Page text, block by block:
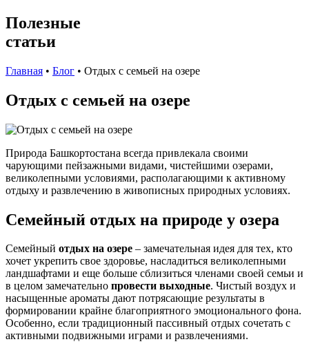
Полезные
статьи
Главная • Блог • Отдых с семьей на озере
Отдых с семьей на озере
Природа Башкортостана всегда привлекала своими
чарующими пейзажными видами, чистейшими озерами,
великолепными условиями, располагающими к активному
отдыху и развлечению в живописных природных условиях.
Семейный отдых на природе у озера
Семейный отдых на озере – замечательная идея для тех, кто
хочет укрепить свое здоровье, насладиться великолепными
ландшафтами и еще больше сблизиться членами своей семьи и
в целом замечательно провести выходные. Чистый воздух и
насыщенные ароматы дают потрясающие результаты в
формировании крайне благоприятного эмоционального фона.
Особенно, если традиционный пассивный отдых сочетать с
активными подвижными играми и развлечениями.